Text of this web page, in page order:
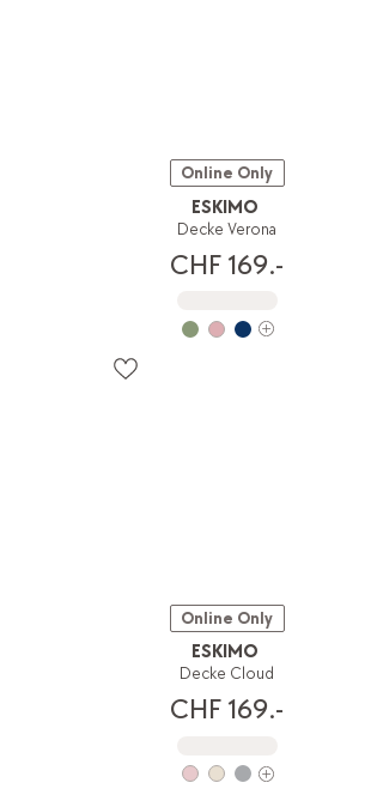
Online Only
ESKIMO
Decke Verona
CHF 169.-
Online Only
ESKIMO
Decke Cloud
CHF 169.-